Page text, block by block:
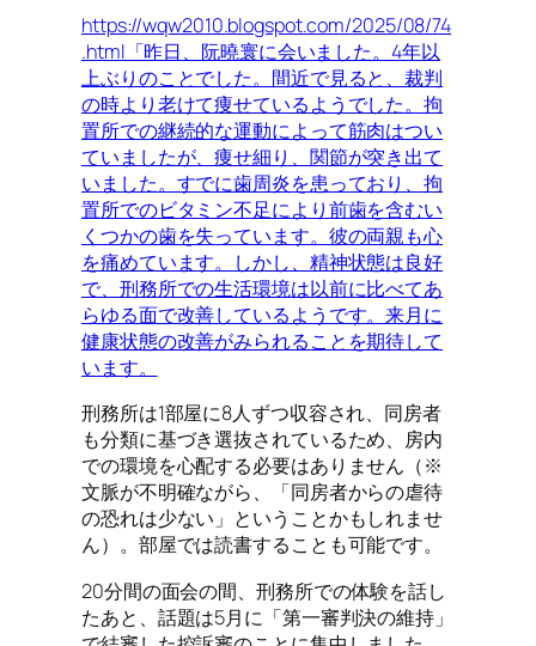
https://wqw2010.blogspot.com/2025/08/74
.html「昨日、阮曉寰に会いました。4年以
上ぶりのことでした。間近で見ると、裁判
の時より老けて痩せているようでした。拘
置所での継続的な運動によって筋肉はつい
ていましたが、痩せ細り、関節が突き出て
いました。すでに歯周炎を患っており、拘
置所でのビタミン不足により前歯を含むい
くつかの歯を失っています。彼の両親も心
を痛めています。しかし、精神状態は良好
で、刑務所での生活環境は以前に比べてあ
らゆる面で改善しているようです。来月に
健康状態の改善がみられることを期待して
います。
刑務所は1部屋に8人ずつ収容され、同房者
も分類に基づき選抜されているため、房内
での環境を心配する必要はありません（※
文脈が不明確ながら、「同房者からの虐待
の恐れは少ない」ということかもしれませ
ん）。部屋では読書することも可能です。
20分間の面会の間、刑務所での体験を話し
たあと、話題は5月に「第一審判決の維持」